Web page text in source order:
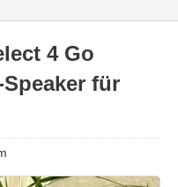
4 Go
für